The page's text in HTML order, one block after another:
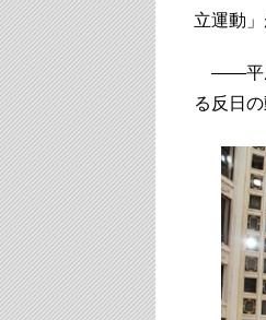
立運動」
――平成
る反日